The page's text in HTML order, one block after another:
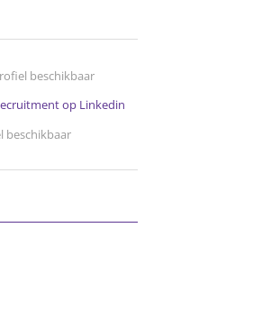
beschikbaar
op Linkedin
beschikbaar